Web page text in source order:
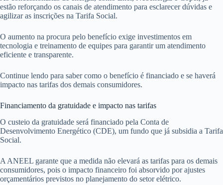
estão reforçando os canais de atendimento para esclarecer dúvidas e
agilizar as inscrições na Tarifa Social.
O aumento na procura pelo benefício exige investimentos em
tecnologia e treinamento de equipes para garantir um atendimento
eficiente e transparente.
Continue lendo para saber como o benefício é financiado e se haverá
impacto nas tarifas dos demais consumidores.
Financiamento da gratuidade e impacto nas tarifas
O custeio da gratuidade será financiado pela Conta de
Desenvolvimento Energético (CDE), um fundo que já subsidia a Tarifa
Social.
A ANEEL garante que a medida não elevará as tarifas para os demais
consumidores, pois o impacto financeiro foi absorvido por ajustes
orçamentários previstos no planejamento do setor elétrico.